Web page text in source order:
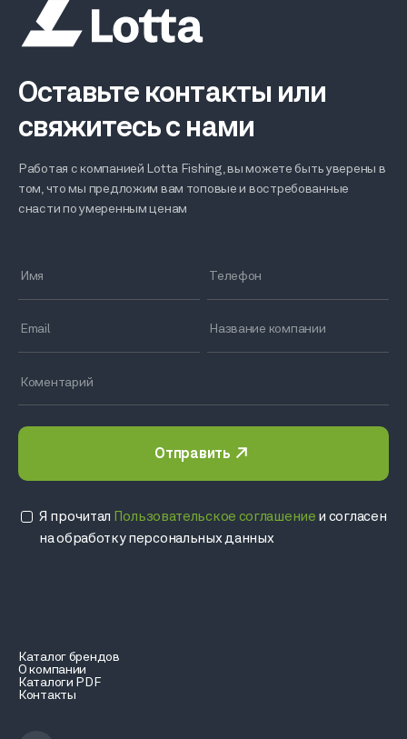
Каталог брендов
О компании
Каталоги PDF
Контакты
Оставьте контакты или
свяжитесь с нами
Работая с компанией Lotta Fishing, вы можете быть уверены в
том, что мы предложим вам топовые и востребованные
снасти по умеренным ценам
Отправить
Я прочитал Пользовательское соглашение и согласен
на обработку персональных данных